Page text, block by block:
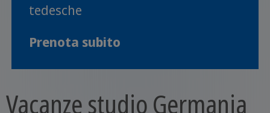
tedesche
Prenota subito
Vacanze studio Germania